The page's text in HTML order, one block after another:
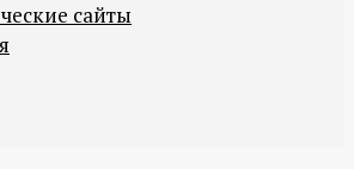
сайты